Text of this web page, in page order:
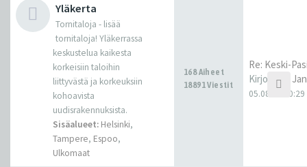
Yläkerta
Tornitaloja - lisää
tornitaloja! Yläkerrassa
keskustelua kaikesta
korkeisiin taloihin
liittyvästä ja korkeuksiin
kohoavista
uudisrakennuksista.
Sisäalueet: Helsinki,
Tampere, Espoo,
Ulkomaat
168 Aiheet
18891 Viestit
Re: Keski-
Kirjoittaja
05.08.26 20:29